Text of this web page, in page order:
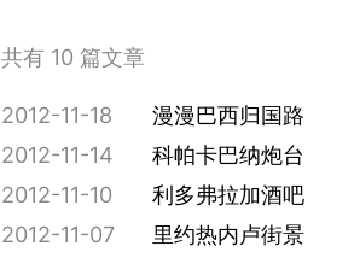
共有 10 篇文章
2012-11-18
漫漫巴西归国路
2012-11-14
科帕卡巴纳炮台
2012-11-10
利多弗拉加酒吧
2012-11-07
里约热内卢街景